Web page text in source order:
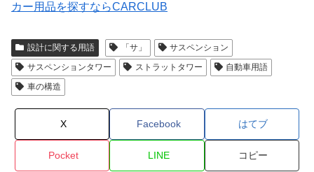
カー用品を探すならCARCLUB
設計に関する用語 「サ」
サスペンション
サスペンションタワー
ストラットタワー
自動車用語
車の構造
X Facebook はてブ
Pocket LINE コピー